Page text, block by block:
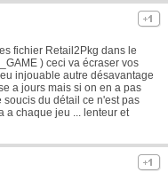
fichier Retail2Pkg dans le
) ceci va écraser vos
injouable autre désavantage
a jours mais si on en a pas
soucis du détail ce n'est pas
a chaque jeu ... lenteur et